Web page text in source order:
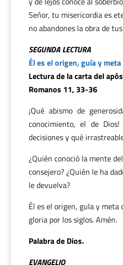
Señor, tu misericordia es
no abandones la obra de
SEGUNDA LECTURA
Él es el origen, guía y
Lectura de la carta del
Romanos 11, 33-36
¡Qué abismo de
conocimiento, el de Dios!
decisiones y qué
¿Quién conoció la mente
consejero? ¿Quién le ha
le devuelva?
Él es el origen, gula y meta
gloria por los siglos. Amén.
Palabra de Dios.
EVANGELIO